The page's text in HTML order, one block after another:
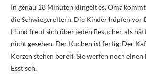
In genau 18 Minuten klingelt es. Oma
die Schwiegereltern. Die Kinder hüpfen vor
Hund freut sich über jeden Besucher, als
nicht gesehen. Der Kuchen ist fertig. Der
Kerzen stehen bereit. Sie werfen noch
Esstisch.